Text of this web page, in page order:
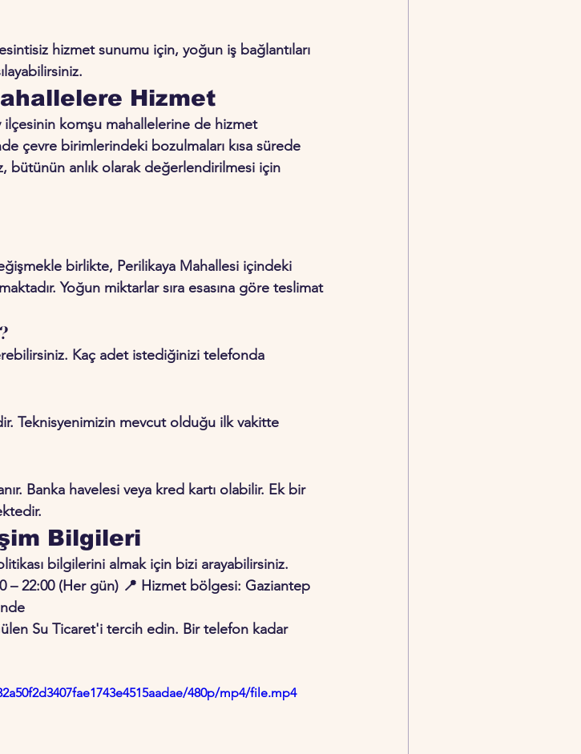
hizmet sunumu için, yoğun iş bağlantıları
Hizmet
komşu mahallelerine de hizmet
çevre birimlerindeki bozulmaları kısa sürede
bütünün anlık olarak değerlendirilmesi için
birlikte, Perilikaya Mahallesi içindeki
Yoğun miktarlar sıra esasına göre teslimat
Kaç adet istediğinizi telefonda
Teknisyenimizin mevcut olduğu ilk vakitte
Banka havelesi veya kred kartı olabilir. Ek bir
Bilgileri
bilgilerini almak için bizi arayabilirsiniz.
– 22:00 (Her gün) 📍 Hizmet bölgesi: Gaziantep
Su Ticaret'i tercih edin. Bir telefon kadar
480p/mp4/file.mp4